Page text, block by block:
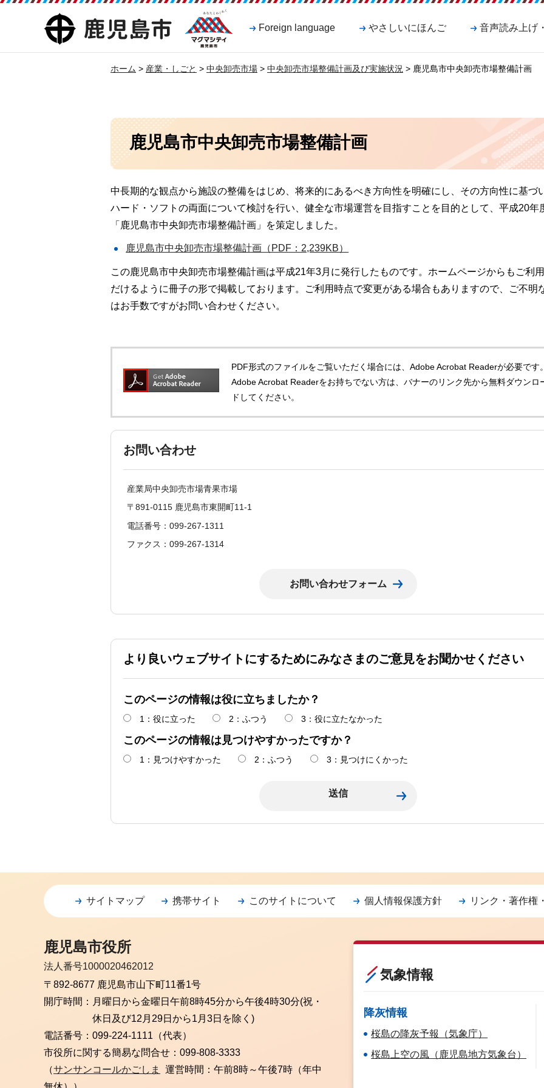
鹿児島市
マグマシティ
鹿児島市
Foreign language やさしいにほんご 音声読み上げ
ホーム > 産業・しごと > 中央卸売市場 > 中央卸売市場整備計画及び実施状況 > 鹿児島市中央卸売市場整備計画
鹿児島市中央卸売市場整備計画
中長期的な観点から施設の整備をはじめ、将来的にあるべき方向性を明確にし、その方向性に基づ
ハード・ソフトの両面について検討を行い、健全な市場運営を目指すことを目的として、平成20年
「鹿児島市中央卸売市場整備計画」を策定しました。
鹿児島市中央卸売市場整備計画（PDF：2,239KB）
この鹿児島市中央卸売市場整備計画は平成21年3月に発行したものです。ホームページからもご利
だけるように冊子の形で掲載しております。ご利用時点で変更がある場合もありますので、ご不明
はお手数ですがお問い合わせください。
PDF形式のファイルをご覧いただく場合には、Adobe Acrobat Readerが必要です。
Adobe Acrobat Readerをお持ちでない方は、バナーのリンク先から無料ダウンロ
ドしてください。
お問い合わせ
産業局中央卸売市場青果市場
〒891-0115 鹿児島市東開町11-1
電話番号：099-267-1311
ファクス：099-267-1314
より良いウェブサイトにするためにみなさまのご意見をお聞かせください
このページの情報は役に立ちましたか？
1：役に立った 2：ふつう 3：役に立たなかった
このページの情報は見つけやすかったですか？
1：見つけやすかった 2：ふつう 3：見つけにくかった
サイトマップ 携帯サイト このサイトについて 個人情報保護方針 リンク・著作権
鹿児島市役所
法人番号1000020462012
〒892-8677 鹿児島市山下町11番1号
開庁時間： 月曜日から金曜日 午前8時45分から午後4時30分(祝・
休日及び12月29日から1月3日を除く)
電話番号： 099-224-1111（代表）
市役所に関する簡易な問合せ： 099-808-3333
（サンサンコールかごしま
運営時間：午前8時～午後7時（年中
気象情報
降灰情報
桜島の降灰予報（気象庁）
桜島上空の風（鹿児島地方気象台）